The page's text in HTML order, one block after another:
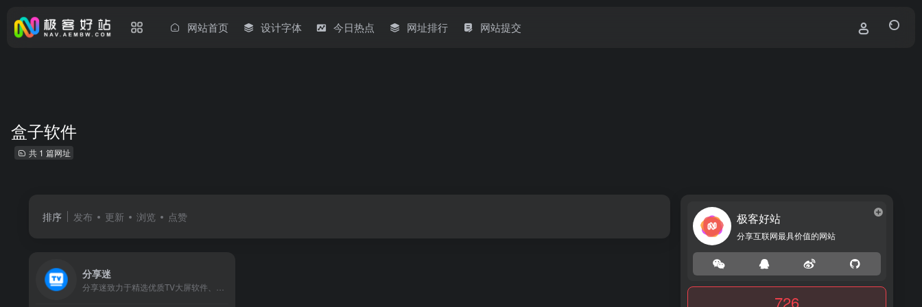
网站首页 设计字体 今日热点 网址排行 网站提交
盒子软件
共 1 篇网址
排序 发布 更新 浏览 点赞
分享迷
极客好站
分享互联网最具价值的网站
726